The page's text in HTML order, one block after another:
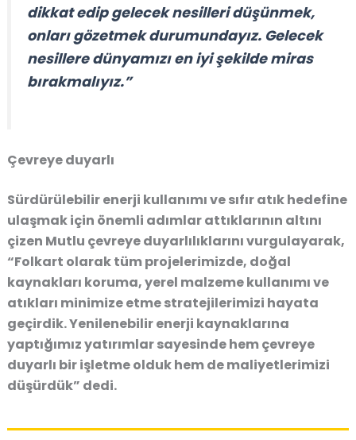
dikkat edip gelecek nesilleri düşünmek,
onları gözetmek durumundayız. Gelecek
nesillere dünyamızı en iyi şekilde miras
bırakmalıyız.”
Çevreye duyarlı
Sürdürülebilir enerji kullanımı ve sıfır atık hedefine
ulaşmak için önemli adımlar attıklarının altını
çizen Mutlu çevreye duyarlılıklarını vurgulayarak,
“Folkart olarak tüm projelerimizde, doğal
kaynakları koruma, yerel malzeme kullanımı ve
atıkları minimize etme stratejilerimizi hayata
geçirdik. Yenilenebilir enerji kaynaklarına
yaptığımız yatırımlar sayesinde hem çevreye
duyarlı bir işletme olduk hem de maliyetlerimizi
düşürdük” dedi.